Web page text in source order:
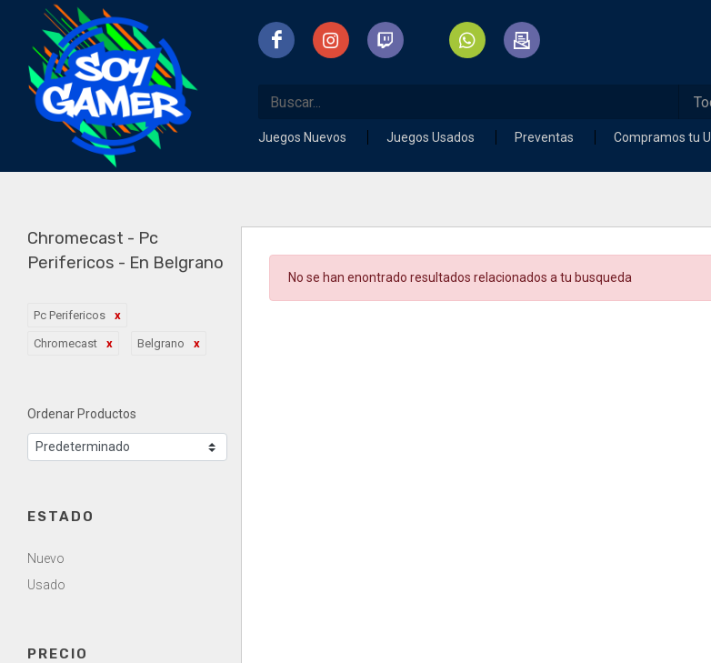
Juegos Nuevos Juegos Usados Preventas Compramos tu
Chromecast - Pc
Perifericos - En Belgrano
Pc Perifericos
Chromecast Belgrano
Ordenar Productos
ESTADO
Nuevo
Usado
PRECIO
No se han enontrado resultados relacionados a tu busqueda